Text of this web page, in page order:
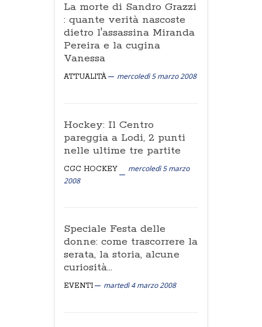
La morte di Sandro Grazzi
: quante verità nascoste
dietro l'assassina Miranda
Pereira e la cugina
Vanessa
ATTUALITÀ mercoledì 5 marzo 2008
Hockey: Il Centro
pareggia a Lodi, 2 punti
nelle ultime tre partite
CGC HOCKEY
mercoledì 5 marzo
2008
Speciale Festa delle
donne: come trascorrere la
serata, la storia, alcune
curiosità...
EVENTI martedì 4 marzo 2008